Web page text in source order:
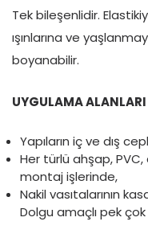
Tek bileşenlidir.
ışınlarına ve
boyanabilir.
UYGULAMA ALANLARI
Yapıların iç ve dış
Her türlü ahşap,
montaj işlerinde,
Nakil vasıtalarının
Dolgu amaçlı pek